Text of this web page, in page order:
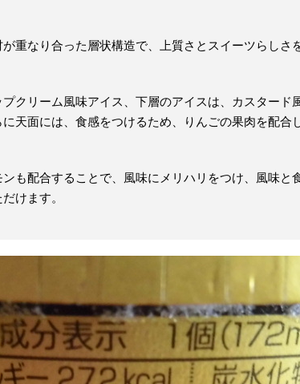
重なり合った層状構造で、上質さとスイーツらしさ
プクリーム風味アイス、下層のアイスは、カスタード
天面には、食感をつけるため、りんごの果肉を配合
も配合することで、風味にメリハリをつけ、風味と
けます。